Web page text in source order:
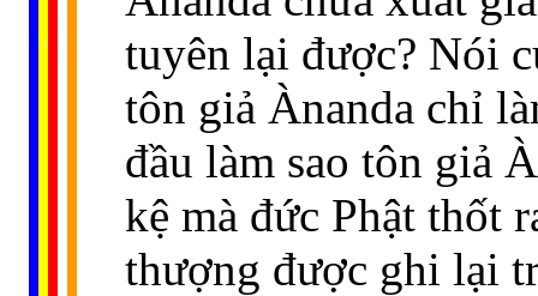
.
tuyên lại được? Nói
tôn giả Ànanda chỉ
đầu làm sao tôn giả
kệ mà đức Phật thốt
thượng được ghi lại